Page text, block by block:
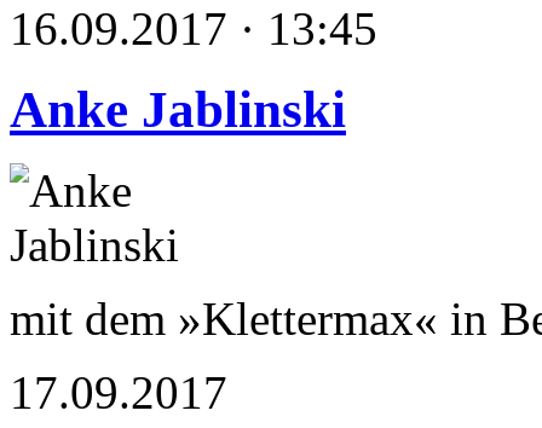
16.09.2017 · 13:45
Anke Jablinski
mit dem »Klettermax« in
17.09.2017